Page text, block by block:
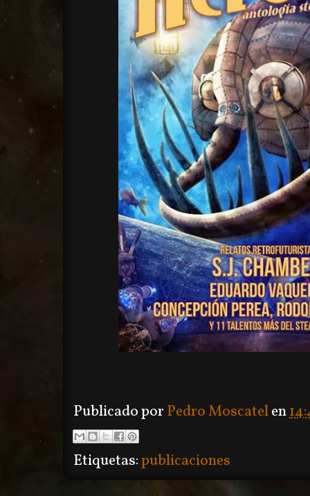
Publicado porPedro Moscatelen
Etiquetas:publicaciones